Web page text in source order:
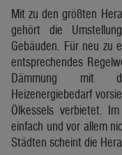
Mit zu den größten
gehört die
Gebäuden. Für neu zu
entsprechendes
Dämmung mit
Heizenergiebedarf
Ölkessels verbietet.
einfach und vor allem
Städten scheint die